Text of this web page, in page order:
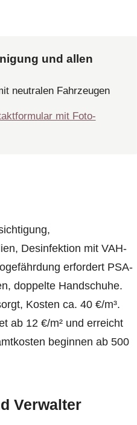
und allen
neutralen Fahrzeugen
mit Foto-
Desinfektion mit VAH-
erfordert PSA-
doppelte Handschuhe.
Kosten ca. 40 €/m³.
ab 12 €/m² und erreicht
beginnen ab 500
Verwalter